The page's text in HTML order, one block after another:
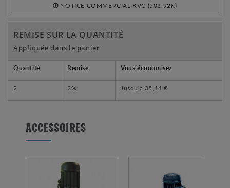
NOTICE COMMERCIAL KVC (502.92K)
REMISE SUR LA QUANTITÉ
Appliquée dans le panier
Quantité Remise Vous économisez
2 2% Jusqu'à 35,14 €
ACCESSOIRES